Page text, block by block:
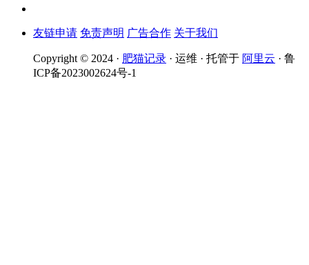
友链申请 免责声明 广告合作 关于我们
Copyright © 2024 · 肥猫记录 · 运维 · 托管于 阿里云 · 鲁
ICP备2023002624号-1